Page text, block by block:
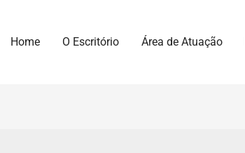
Home O Escritório Área de Atuação